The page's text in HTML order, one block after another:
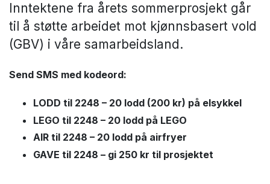
Inntektene fra årets sommerprosjekt går
til å støtte arbeidet mot kjønnsbasert vold
(GBV) i våre samarbeidsland.
Send SMS med kodeord:
LODD til 2248 – 20 lodd (200 kr) på elsykkel
LEGO til 2248 – 20 lodd på LEGO
AIR til 2248 – 20 lodd på airfryer
GAVE til 2248 – gi 250 kr til prosjektet